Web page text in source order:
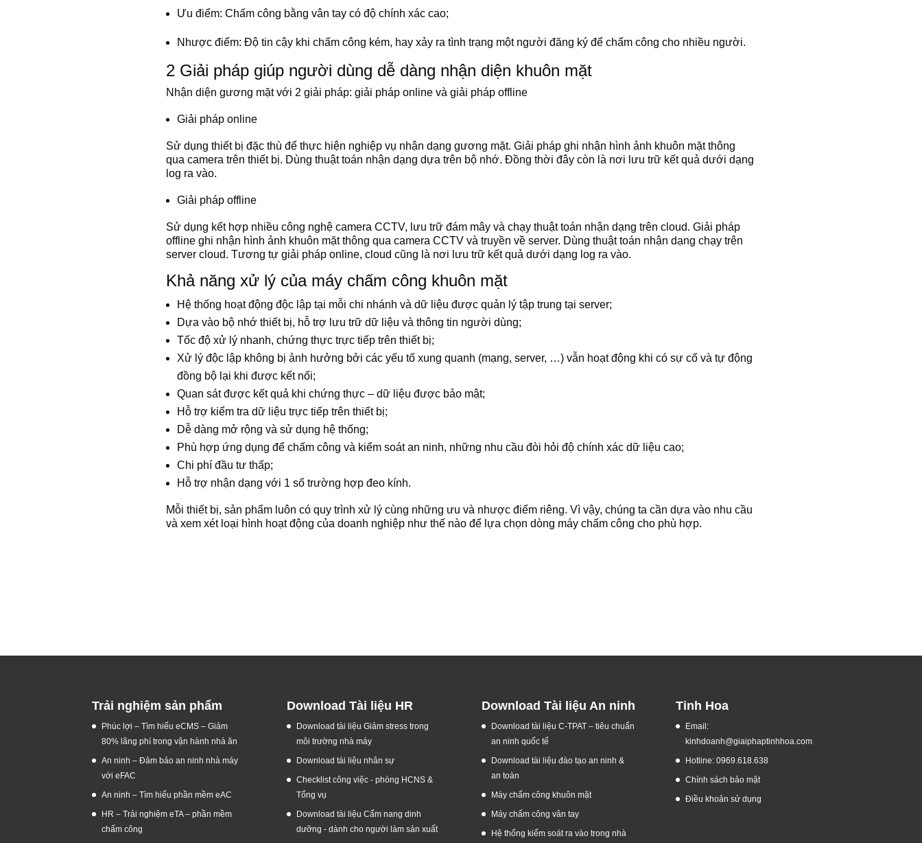
Ưu điểm: Chấm công bằng vân tay có độ chính xác cao;
Nhược điểm: Độ tin cậy khi chấm công kém, hay xảy ra tình trạng một người đăng ký để chấm công cho nhiều người.
2 Giải pháp giúp người dùng dễ dàng nhận diện khuôn mặt
Nhận diện gương mặt với 2 giải pháp: giải pháp online và giải pháp offline
Giải pháp online
Sử dụng thiết bị đặc thù để thực hiện nghiệp vụ nhận dạng gương mặt. Giải pháp ghi nhận hình ảnh khuôn mặt thông
qua camera trên thiết bị. Dùng thuật toán nhận dạng dựa trên bộ nhớ. Đồng thời đây còn là nơi lưu trữ kết quả dưới dạng
log ra vào.
Giải pháp offline
Sử dụng kết hợp nhiều công nghệ camera CCTV, lưu trữ đám mây và chạy thuật toán nhận dạng trên cloud. Giải pháp
offline ghi nhận hình ảnh khuôn mặt thông qua camera CCTV và truyền về server. Dùng thuật toán nhận dạng chạy trên
server cloud. Tương tự giải pháp online, cloud cũng là nơi lưu trữ kết quả dưới dạng log ra vào.
Khả năng xử lý của máy chấm công khuôn mặt
Hệ thống hoạt động độc lập tại mỗi chi nhánh và dữ liệu được quản lý tập trung tại server;
Dựa vào bộ nhớ thiết bị, hỗ trợ lưu trữ dữ liệu và thông tin người dùng;
Tốc độ xử lý nhanh, chứng thực trực tiếp trên thiết bị;
Xử lý độc lập không bị ảnh hưởng bởi các yếu tố xung quanh (mạng, server, …) vẫn hoạt động khi có sự cố và tự động
đồng bộ lại khi được kết nối;
Quan sát được kết quả khi chứng thực – dữ liệu được bảo mật;
Hỗ trợ kiểm tra dữ liệu trực tiếp trên thiết bị;
Dễ dàng mở rộng và sử dụng hệ thống;
Phù hợp ứng dụng để chấm công và kiểm soát an ninh, những nhu cầu đòi hỏi độ chính xác dữ liệu cao;
Chi phí đầu tư thấp;
Hỗ trợ nhận dạng với 1 số trường hợp đeo kính.
Mỗi thiết bị, sản phẩm luôn có quy trình xử lý cùng những ưu và nhược điểm riêng. Vì vậy, chúng ta cần dựa vào nhu cầu
và xem xét loại hình hoạt động của doanh nghiệp như thế nào để lựa chọn dòng máy chấm công cho phù hợp.
Trải nghiệm sản phẩm
Phúc lợi – Tìm hiểu eCMS – Giảm
80% lãng phí trong vận hành nhà ăn
An ninh – Đảm bảo an ninh nhà máy
với eFAC
An ninh – Tìm hiểu phần mềm eAC
HR – Trải nghiệm eTA – phần mềm
chấm công
Download Tài liệu HR
Download tài liệu Giảm stress trong
môi trường nhà máy
Download tài liệu nhân sự
Checklist công việc - phòng HCNS &
Tổng vụ
Download tài liệu Cẩm nang dinh
dưỡng - dành cho người làm sản xuất
Download Tài liệu An ninh
Download tài liệu C-TPAT – tiêu chuẩn
an ninh quốc tế
Download tài liệu đào tạo an ninh &
an toàn
Máy chấm công khuôn mặt
Máy chấm công vân tay
Hệ thống kiểm soát ra vào trong nhà
Tinh Hoa
Email:
kinhdoanh@giaiphaptinhhoa.com
Hotline: 0969.618.638
Chính sách bảo mật
Điều khoản sử dụng